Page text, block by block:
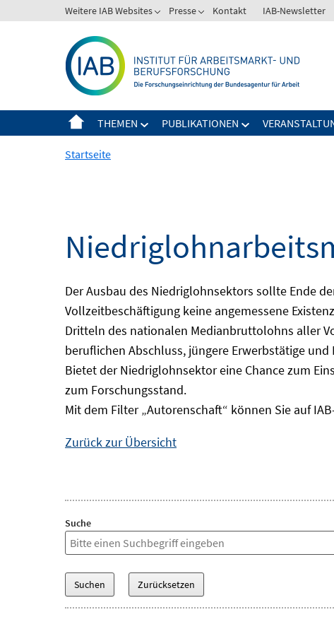
zum
Weitere IAB Websites Presse Kontakt IAB-Newsletter
THEMEN PUBLIKATIONEN
Startseite
Der Ausbau des Niedriglohnsektors sollte Ende
Vollzeitbeschäftigung keine angemessene
Dritteln des nationalen Medianbruttolohns aller
beruflichen Abschluss, jüngere Erwerbstätige und
Bietet der Niedriglohnsektor eine Chance zum
zum Forschungsstand.
Mit dem Filter „Autorenschaft“ können Sie auf
Zurück zur Übersicht
Suche